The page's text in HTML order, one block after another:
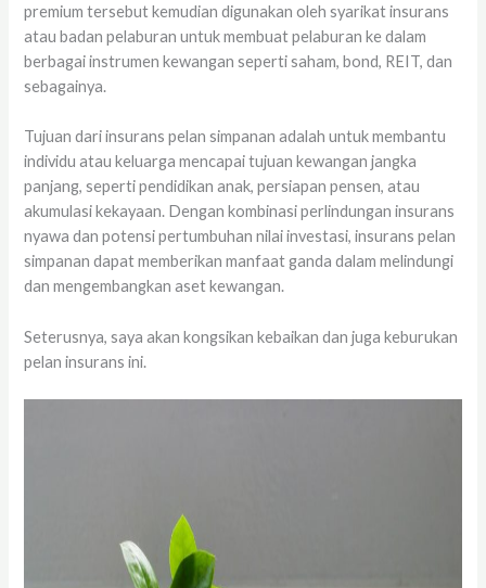
premium tersebut kemudian digunakan oleh syarikat insurans
atau badan pelaburan untuk membuat pelaburan ke dalam
berbagai instrumen kewangan seperti saham, bond, REIT, dan
sebagainya.
Tujuan dari insurans pelan simpanan adalah untuk membantu
individu atau keluarga mencapai tujuan kewangan jangka
panjang, seperti pendidikan anak, persiapan pensen, atau
akumulasi kekayaan. Dengan kombinasi perlindungan insurans
nyawa dan potensi pertumbuhan nilai investasi, insurans pelan
simpanan dapat memberikan manfaat ganda dalam melindungi
dan mengembangkan aset kewangan.
Seterusnya, saya akan kongsikan kebaikan dan juga keburukan
pelan insurans ini.